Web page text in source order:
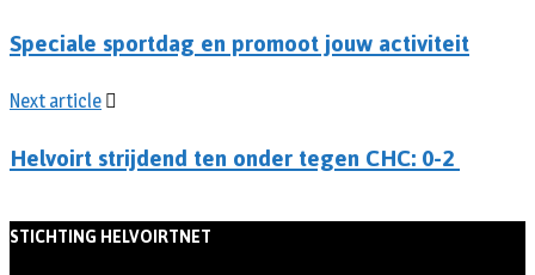
Speciale sportdag en promoot jouw activiteit
Next article
Helvoirt strijdend ten onder tegen CHC: 0-2
STICHTING HELVOIRTNET